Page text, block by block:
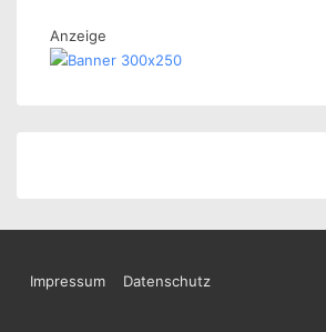
Anzeige
Footer-
Impressum Datenschutz